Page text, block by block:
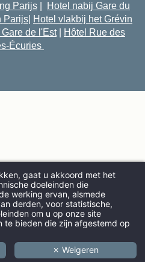
Parijs
Hotel nabij Gare du
Parijs Hotel vlakbij het Grévin
de l'Est|
Hôtel Rue des
Écuries
AANKOMST
VOLWASSENEN
gaat u akkoord met het
doeleinden die
werking ervan, alsmede
derden, voor statistische,
om u op onze site
te bieden die zijn afgestemd op
✗ Weigeren